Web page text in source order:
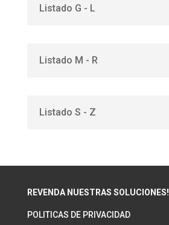
Listado G - L
Listado M - R
Listado S - Z
REVENDA NUESTRAS SOLUCIONES!
POLITICAS DE PRIVACIDAD